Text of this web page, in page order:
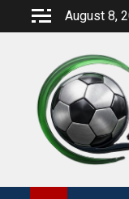
August 8,